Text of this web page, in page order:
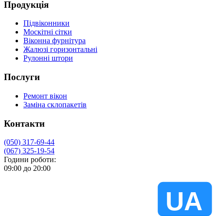
Продукція
Підвіконники
Москітні сітки
Віконна фурнітура
Жалюзі горизонтальні
Рулонні штори
Послуги
Ремонт вікон
Заміна склопакетів
Контакти
(050) 317-69-44
(067) 325-19-54
Години роботи:
09:00 до 20:00
UA